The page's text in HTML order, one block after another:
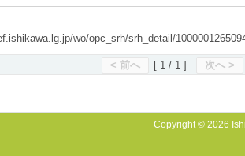
wo/opc_srh/srh_detail/
< 前へ [ 1 / 1 ] 次へ >
Copyright © 2026